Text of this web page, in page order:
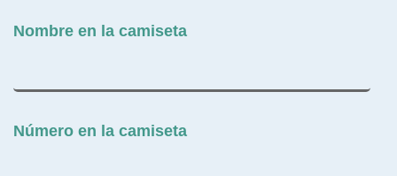
Nombre en la camiseta
Número en la camiseta